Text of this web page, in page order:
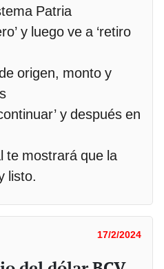
Patria
y luego ve a ‘retiro
origen, monto y
y después en
te mostrará que la
listo.
17/2/2024